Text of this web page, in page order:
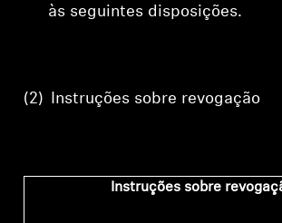
às seguintes disposições.
(2) Instruções sobre revogação
Instruções sobre